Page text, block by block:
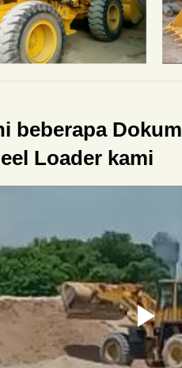
beberapa
Loader kami